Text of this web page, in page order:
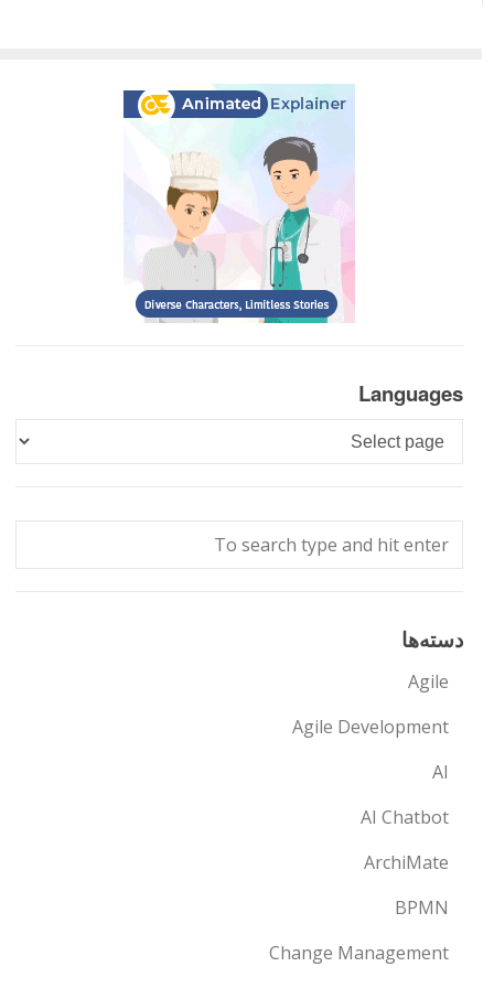
Languages
Languages
دسته‌ها
Agile
Agile Development
AI
AI Chatbot
ArchiMate
BPMN
Change Management